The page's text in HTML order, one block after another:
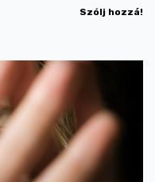
Szólj hozzá!